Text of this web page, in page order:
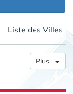
Liste des Villes
Plus